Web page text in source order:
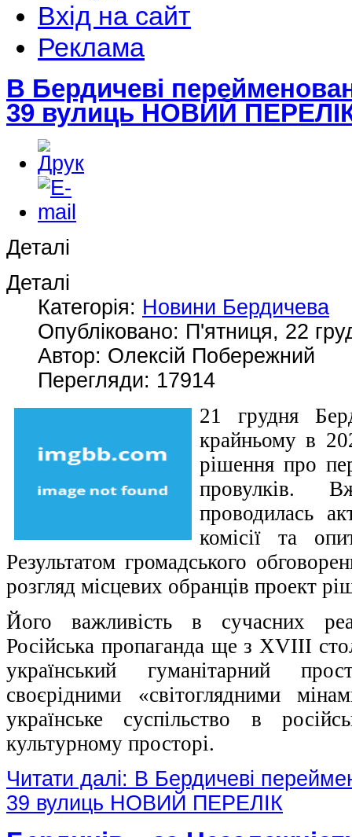
Вхід на сайт
Реклама
В Бердичеві
39 вулиць НОВИЙ
Деталі
Деталі
Категорія: Новини Бердичева
Опубліковано: П'ятниця, 22
Автор: Олексій Побережний
Перегляди: 17914
21 грудня
крайньому в
рішення про
провулків.
проводилась
комісії та
Результатом громадського
розгляд місцевих обранців проект
Його важливість в сучасних
Російська пропаганда ще з ХVІІІ
український гуманітарний
своєрідними «світоглядними
українське суспільство в
культурному просторі.
Читати далі: В Бердичеві
39 вулиць НОВИЙ ПЕРЕЛІК